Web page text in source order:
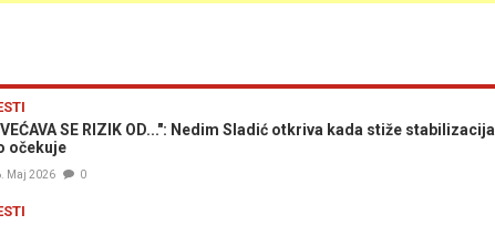
SE RIZIK OD...": Nedim Sladić otkriva kada stiže
očekuje
Maj 2026 0